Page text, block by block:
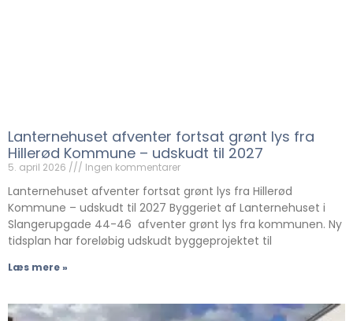
Lanternehuset afventer fortsat grønt lys fra
Hillerød Kommune – udskudt til 2027
5. april 2026 Ingen kommentarer
Lanternehuset afventer fortsat grønt lys fra Hillerød
Kommune – udskudt til 2027 Byggeriet af Lanternehuset i
Slangerupgade 44-46 afventer grønt lys fra kommunen. Ny
tidsplan har foreløbig udskudt byggeprojektet til
Læs mere »